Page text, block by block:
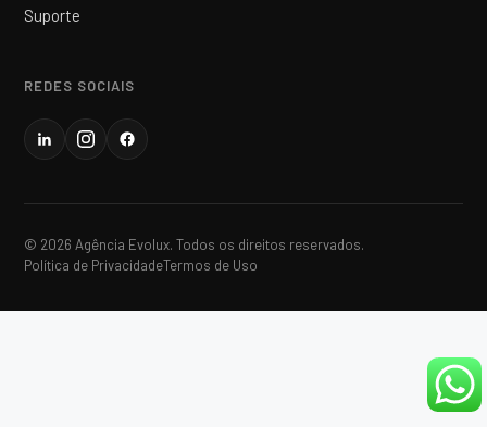
Suporte
REDES SOCIAIS
© 2026 Agência Evolux. Todos os direitos reservados.
Política de PrivacidadeTermos de Uso